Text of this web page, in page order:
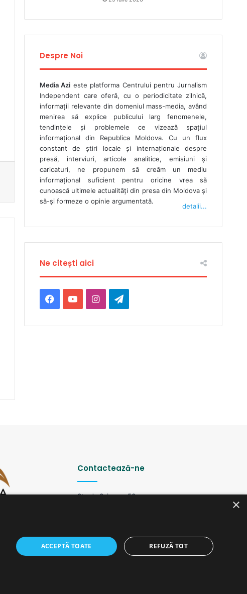
Despre Noi
Media Azi este platforma Centrului pentru Jurnalism
Independent care oferă, cu o periodicitate zilnică,
informații relevante din domeniul mass-media, având
menirea să explice publicului larg fenomenele,
tendințele și problemele ce vizează spațiul
informațional din Republica Moldova. Cu un flux
constant de ştiri locale şi internaţionale despre
presă, interviuri, articole analitice, emisiuni și
caricaturi, ne propunem să creăm un mediu
informaţional suficient pentru oricine vrea să
cunoască ultimele actualităţi din presa din Moldova şi
să-şi formeze o opinie argumentată.
detalii...
Ne citești aici
Facebook
YouTubeInstagramTelegram
Contactează-ne
Strada Șciusev, 53
Email: redactia@ijc.md
×
ACCEPTĂ TOATE REFUZĂ TOT